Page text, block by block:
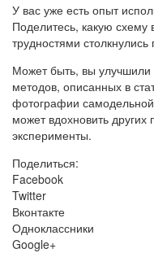
У вас уже есть опыт
Поделитесь, какую схему
трудностями
Может быть, вы
методов, описанных в
фотографии
может вдохновить
эксперименты.
Поделиться:
Facebook
Twitter
Вконтакте
Одноклассники
Google+